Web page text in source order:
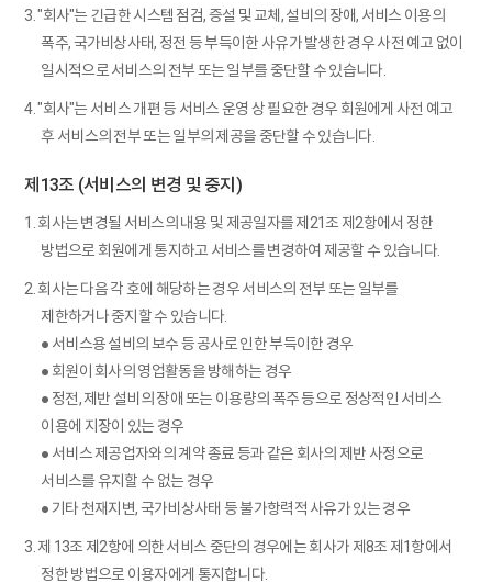
3. "회사"는 긴급한 시스템 점검, 증설 및 교체, 설비의 장애, 서비스 이용의
폭주, 국가비상사태, 정전 등 부득이한 사유가 발생한 경우 사전 예고 없이
일시적으로 서비스의 전부 또는 일부를 중단할 수 있습니다.
4. "회사"는 서비스 개편 등 서비스 운영 상 필요한 경우 회원에게 사전 예고
후 서비스의 전부 또는 일부의 제공을 중단할 수 있습니다.
제13조 (서비스의 변경 및 중지)
1. 회사는 변경될 서비스의 내용 및 제공일자를 제21조 제2항에서 정한
방법으로 회원에게 통지하고 서비스를 변경하여 제공할 수 있습니다.
2. 회사는 다음 각 호에 해당하는 경우 서비스의 전부 또는 일부를
제한하거나 중지할 수 있습니다.
● 서비스용 설비의 보수 등 공사로 인한 부득이한 경우
● 회원이 회사의 영업활동을 방해하는 경우
● 정전, 제반 설비의 장애 또는 이용량의 폭주 등으로 정상적인 서비스
이용에 지장이 있는 경우
● 서비스 제공업자와의 계약 종료 등과 같은 회사의 제반 사정으로
서비스를 유지할 수 없는 경우
● 기타 천재지변, 국가비상사태 등 불가항력적 사유가 있는 경우
3. 제 13조 제2항에 의한 서비스 중단의 경우에는 회사가 제8조 제1항에서
정한 방법으로 이용자에게 통지합니다.